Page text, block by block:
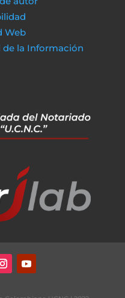
Web
de la Información